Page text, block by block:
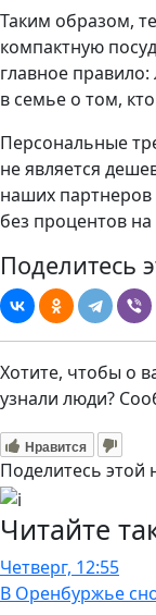
Таким образом,
компактную
главное
в семье о том,
Персональные
не является
наших
без процентов
Поделитесь
Хотите, чтобы о
узнали люди?
Нравится
Поделитесь этой
Читайте
Четверг, 12:55
В Оренбуржье